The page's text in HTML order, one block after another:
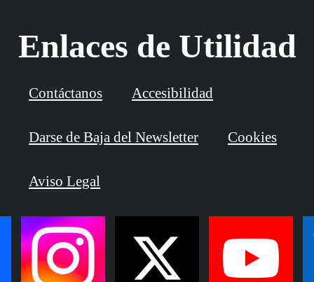
Enlaces de Utilidad
Contáctanos Accesibilidad
Darse de Baja del Newsletter Cookies
Aviso Legal